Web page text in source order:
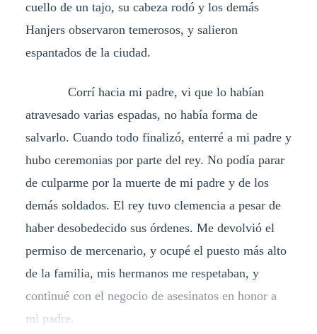
cuello de un tajo, su cabeza rodó y los demás
Hanjers observaron temerosos, y salieron
espantados de la ciudad.
Corrí hacia mi padre, vi que lo habían
atravesado varias espadas, no había forma de
salvarlo. Cuando todo finalizó, enterré a mi padre y
hubo ceremonias por parte del rey. No podía parar
de culparme por la muerte de mi padre y de los
demás soldados. El rey tuvo clemencia a pesar de
haber desobedecido sus órdenes. Me devolvió el
permiso de mercenario, y ocupé el puesto más alto
de la familia, mis hermanos me respetaban, y
continué con el negocio de asesinatos en honor a
mi padre.